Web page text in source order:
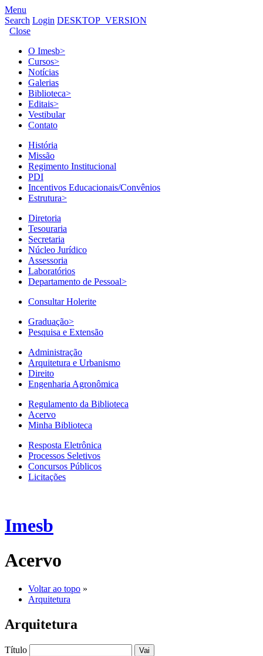
Menu
Search Login DESKTOP_VERSION
Close
O Imesb>
Cursos>
Notícias
Galerias
Biblioteca>
Editais>
Vestibular
Contato
História
Missão
Regimento Institucional
PDI
Incentivos Educacionais/Convênios
Estrutura>
Diretoria
Tesouraria
Secretaria
Núcleo Jurídico
Assessoria
Laboratórios
Departamento de Pessoal>
Consultar Holerite
Graduação>
Pesquisa e Extensão
Administração
Arquitetura e Urbanismo
Direito
Engenharia Agronômica
Regulamento da Biblioteca
Acervo
Minha Biblioteca
Resposta Eletrônica
Processos Seletivos
Concursos Públicos
Licitações
Imesb
Acervo
Voltar ao topo »
Arquitetura
Arquitetura
Título Vai